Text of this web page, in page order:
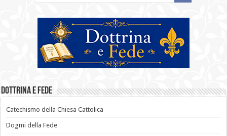
Dottrina e Fede
Catechismo della Chiesa Cattolica
Dogmi della Fede